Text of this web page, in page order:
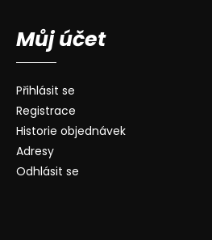
Můj účet
Přihlásit se
Registrace
Historie objednávek
Adresy
Odhlásit se